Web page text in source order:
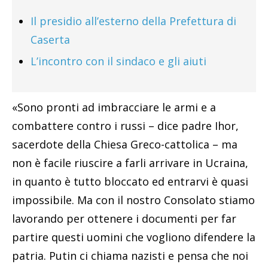
Il presidio all’esterno della Prefettura di
Caserta
L’incontro con il sindaco e gli aiuti
«Sono pronti ad imbracciare le armi e a
combattere contro i russi – dice padre Ihor,
sacerdote della Chiesa Greco-cattolica – ma
non è facile riuscire a farli arrivare in Ucraina,
in quanto è tutto bloccato ed entrarvi è quasi
impossibile. Ma con il nostro Consolato stiamo
lavorando per ottenere i documenti per far
partire questi uomini che vogliono difendere la
patria. Putin ci chiama nazisti e pensa che noi